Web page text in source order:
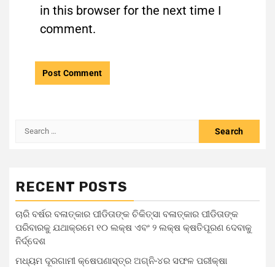
in this browser for the next time I
comment.
RECENT POSTS
ଚାରି ବର୍ଷର ବଳାତ୍କାର ପୀଡିତାଙ୍କ ଚିକିତ୍ସା ବଳାତ୍କାର ପୀଡିତାଙ୍କ
ପରିବାରକୁ ଯଥାକ୍ରମେ ୧୦ ଲକ୍ଷ ଏବଂ ୨ ଲକ୍ଷ କ୍ଷତିପୂରଣ ଦେବାକୁ
ନିର୍ଦ୍ଦେଶ
ମଧ୍ୟମ ଦୂରଗାମୀ କ୍ଷେପଣାସ୍ତ୍ର ଅଗ୍ନି-୪ର ସଫଳ ପରୀକ୍ଷା